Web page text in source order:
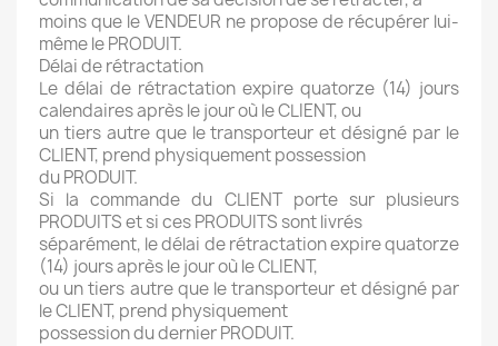
moins que le VENDEUR ne propose de récupérer lui-
même le PRODUIT.
Délai de rétractation
Le délai de rétractation expire quatorze (14) jours
calendaires après le jour où le CLIENT, ou
un tiers autre que le transporteur et désigné par le
CLIENT, prend physiquement possession
du PRODUIT.
Si la commande du CLIENT porte sur plusieurs
PRODUITS et si ces PRODUITS sont livrés
séparément, le délai de rétractation expire quatorze
(14) jours après le jour où le CLIENT,
ou un tiers autre que le transporteur et désigné par
le CLIENT, prend physiquement
possession du dernier PRODUIT.